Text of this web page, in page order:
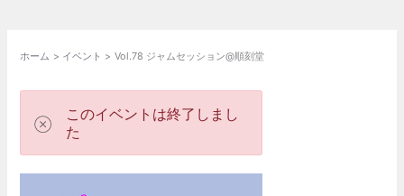
ホーム イベント Vol.78 ジャムセッション@順刻堂
このイベントは終了しまし
た